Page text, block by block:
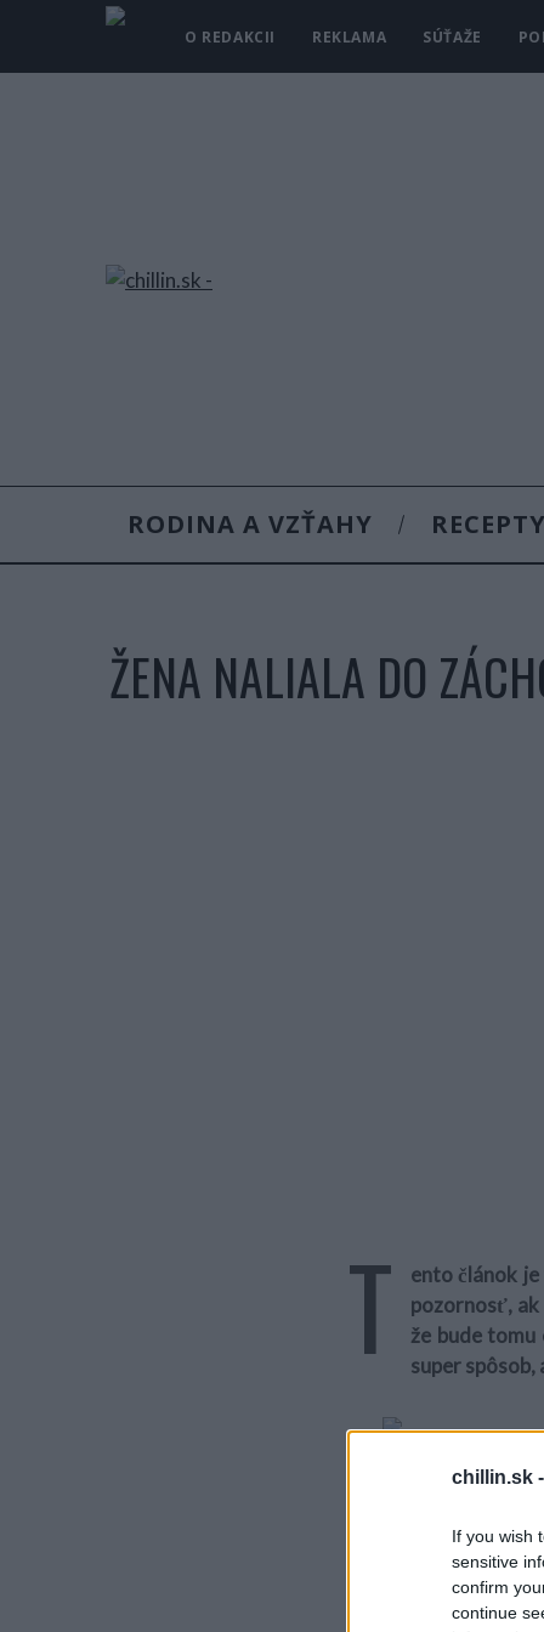
chillin.sk -
If you wish
sensitive
confirm
continue
O REDAKCII REKLAMA SÚŤAŽE
RODINA A VZŤAHY RECEPTY
ŽENA NALIALA DO
T
ento článok
pozornosť, ak
že bude tomu
super spôsob,